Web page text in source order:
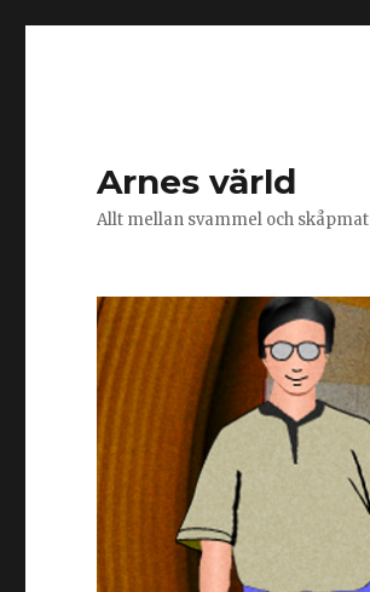
Arnes värld
Allt mellan svammel och skåpmat